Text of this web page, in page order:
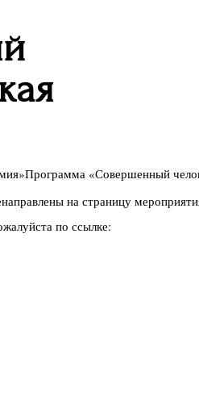
«Совершенный
на страницу
по ссылке: